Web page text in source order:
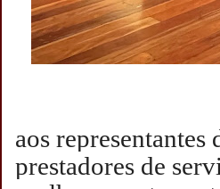
aos
prestadores de